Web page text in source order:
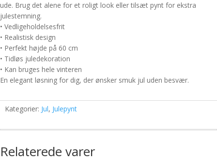
ude. Brug det alene for et roligt look eller tilsæt pynt for ekstra
julestemning.
• Vedligeholdelsesfrit
• Realistisk design
• Perfekt højde på 60 cm
• Tidløs juledekoration
• Kan bruges hele vinteren
En elegant løsning for dig, der ønsker smuk jul uden besvær.
Kategorier: Jul, Julepynt
Relaterede varer